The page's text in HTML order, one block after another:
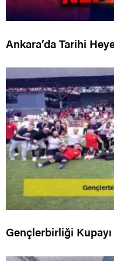
Ankara’da Tarihi
Gençlerbirliği Kupayı